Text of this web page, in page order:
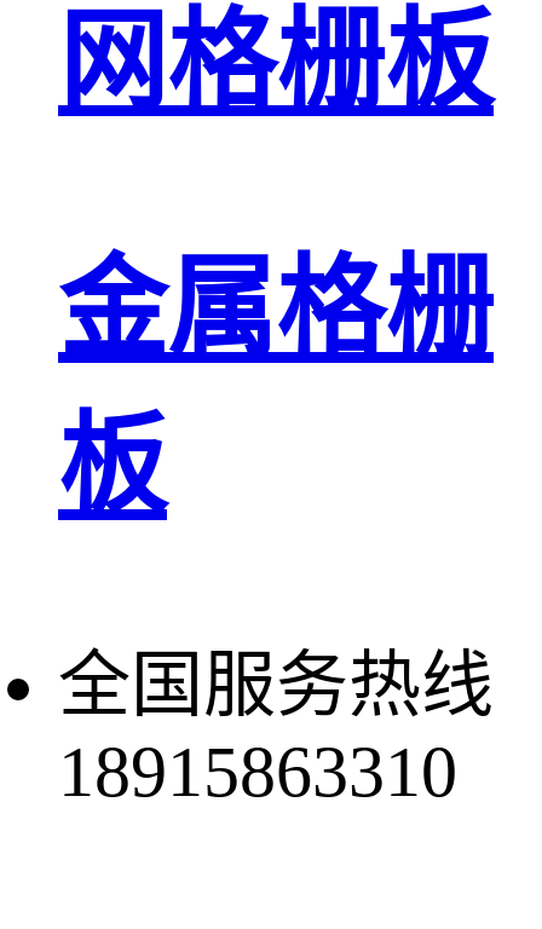
网格栅板
金属格栅
板
全国服务热线
18915863310